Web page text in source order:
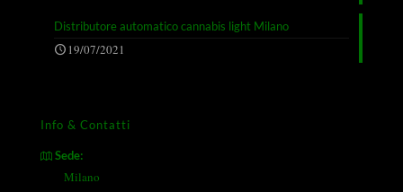
Distributore automatico cannabis light Milano
19/07/2021
Info & Contatti
Sede:
Milano